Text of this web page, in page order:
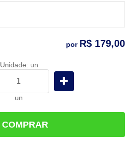
por R$ 179,00
Unidade: un
un
COMPRAR